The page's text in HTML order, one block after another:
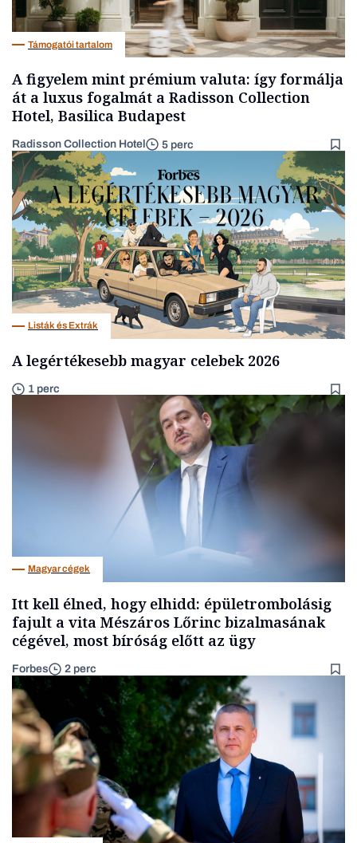
Támogatói tartalom
A figyelem mint prémium valuta: így formálja
át a luxus fogalmát a Radisson Collection
Hotel, Basilica Budapest
Radisson Collection Hotel 5 perc
Listák és Extrák
A legértékesebb magyar celebek 2026
1 perc
Magyar cégek
Itt kell élned, hogy elhidd: épületrombolásig
fajult a vita Mészáros Lőrinc bizalmasának
cégével, most bíróság előtt az ügy
Forbes 2 perc